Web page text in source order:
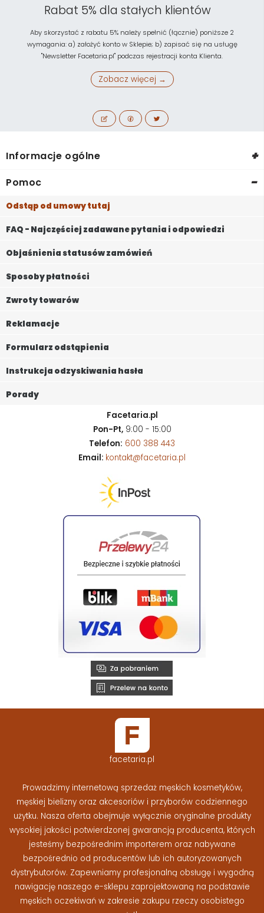
Rabat 5% dla stałych klientów
Aby skorzystać z rabatu 5% należy spełnić (łącznie) poniższe 2
wymagania: a) założyć konto w Sklepie; b) zapisać się na usługę
"Newsletter Facetaria.pl" podczas rejestracji konta Klienta.
Zobacz więcej →
Informacje ogólne +
Pomoc -
Odstąp od umowy tutaj
FAQ - Najczęściej zadawane pytania i odpowiedzi
Objaśnienia statusów zamówień
Sposoby płatności
Zwroty towarów
Reklamacje
Formularz odstąpienia
Instrukcja odzyskiwania hasła
Porady
Facetaria.pl
Pon-Pt,9:00 - 15:00
Telefon: 600 388 443
Email: kontakt@facetaria.pl
facetaria.pl
Prowadzimy internetową sprzedaż męskich kosmetyków,
męskiej bielizny oraz akcesoriów i przyborów codziennego
użytku. Nasza oferta obejmuje wyłącznie oryginalne produkty
wysokiej jakości potwierdzonej gwarancją producenta, których
jesteśmy bezpośrednim importerem oraz nabywane
bezpośrednio od producentów lub ich autoryzowanych
dystrybutorów. Zapewniamy profesjonalną obsługę i wygodną
nawigację naszego e-sklepu zaprojektowaną na podstawie
męskich oczekiwań w zakresie zakupu rzeczy osobistego